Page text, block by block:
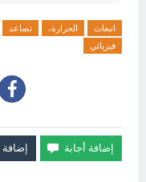
انبعاث الحرارة، تصاعد
فيزيائي